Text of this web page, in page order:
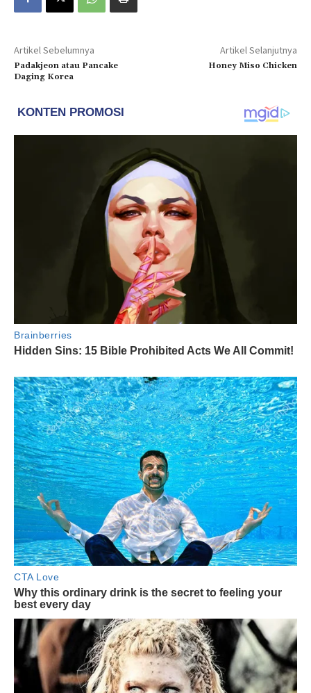
Artikel Sebelumnya
Padakjeon atau Pancake
Daging Korea
Artikel Selanjutnya
Honey Miso Chicken